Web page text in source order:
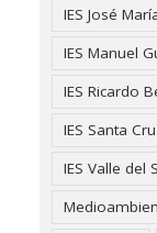
IES José
IES Manuel
IES Ricardo
IES Santa
IES Valle del